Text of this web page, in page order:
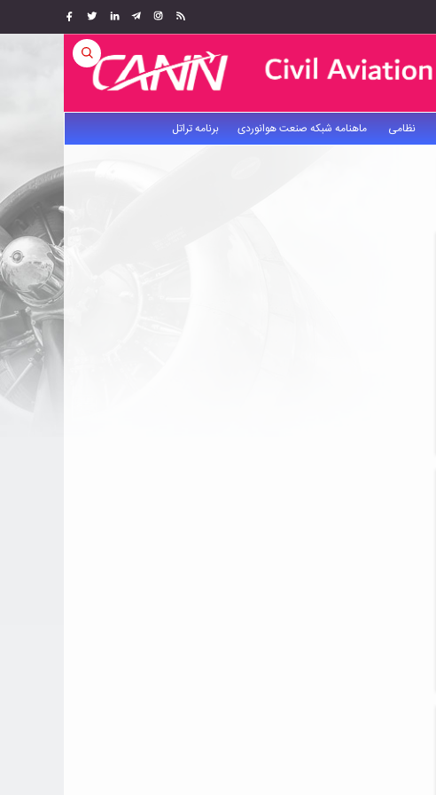
نظامی ماهنامه شبکه صنعت هوانوردی برنامه تراتل